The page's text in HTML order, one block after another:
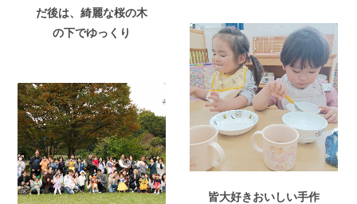
だ後は、綺麗な桜の木
の下でゆっくり
皆大好きおいしい手作